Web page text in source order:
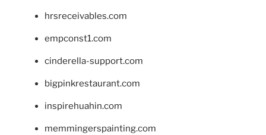
hrsreceivables.com
empconst1.com
cinderella-support.com
bigpinkrestaurant.com
inspirehuahin.com
memmingerspainting.com